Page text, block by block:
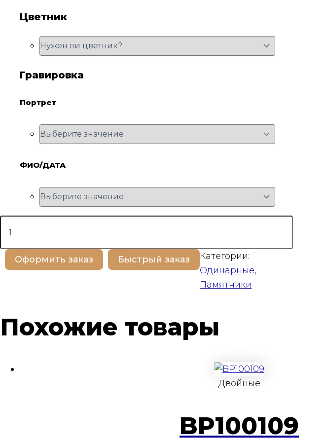
Цветник
Гравировка
Портрет
ФИО/ДАТА
Количество
товара
Оформить заказ Быстрый заказ
Категории:
Одинарные,
Памятники
Похожие товары
Двойные
BP100109